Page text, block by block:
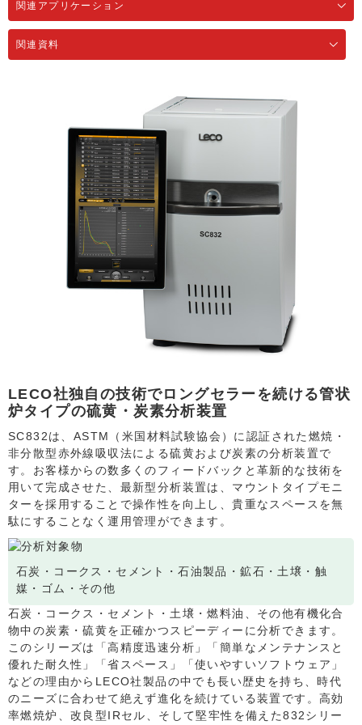
関連アプリケーション
関連資料
LECO社独自の技術でロングセラーを続ける管状
炉タイプの硫黄・炭素分析装置
SC832は、ASTM（米国材料試験協会）に認証された燃焼・
非分散型赤外線吸収法による硫黄および炭素の分析装置で
す。お客様からの数多くのフィードバックと革新的な技術を
用いて完成させた、最新型分析装置は、マウントタイプモニ
ターを採用することで操作性を向上し、貴重なスペースを無
駄にすることなく運用管理ができます。
石炭・コークス・セメント・石油製品・鉱石・土壌・触
媒・ゴム・その他
石炭・コークス・セメント・土壌・燃料油、その他有機化合
物中の炭素・硫黄を正確かつスピーディーに分析できます。
このシリーズは「高精度迅速分析」「簡単なメンテナンスと
優れた耐久性」「省スペース」「使いやすいソフトウェア」
などの理由からLECO社製品の中でも長い歴史を持ち、時代
のニーズに合わせて絶えず進化を続けている装置です。高効
率燃焼炉、改良型IRセル、そして堅牢性を備えた832シリー